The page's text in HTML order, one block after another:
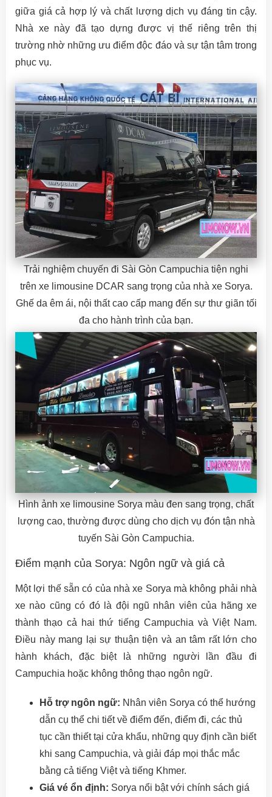
giữa giá cả hợp lý và chất lượng dịch vụ đáng tin cậy.
Nhà xe này đã tạo dựng được vị thế riêng trên thị
trường nhờ những ưu điểm độc đáo và sự tận tâm trong
phục vụ.
Trải nghiệm chuyến đi Sài Gòn Campuchia tiện nghi
trên xe limousine DCAR sang trọng của nhà xe Sorya.
Ghế da êm ái, nội thất cao cấp mang đến sự thư giãn tối
đa cho hành trình của bạn.
Hình ảnh xe limousine Sorya màu đen sang trọng, chất
lượng cao, thường được dùng cho dịch vụ đón tận nhà
tuyến Sài Gòn Campuchia.
Điểm mạnh của Sorya: Ngôn ngữ và giá cả
Một lợi thế sẵn có của nhà xe Sorya mà không phải nhà
xe nào cũng có đó là đội ngũ nhân viên của hãng xe
thành thạo cả hai thứ tiếng Campuchia và Việt Nam.
Điều này mang lại sự thuận tiện và an tâm rất lớn cho
hành khách, đặc biệt là những người lần đầu đi
Campuchia hoặc không thông thạo ngôn ngữ.
Hỗ trợ ngôn ngữ: Nhân viên Sorya có thể hướng
dẫn cụ thể chi tiết về điểm đến, điểm đi, các thủ
tục cần thiết tại cửa khẩu, những quy định cần biết
khi sang Campuchia, và giải đáp mọi thắc mắc
bằng cả tiếng Việt và tiếng Khmer.
Giá vé ổn định: Sorya nổi bật với chính sách giá